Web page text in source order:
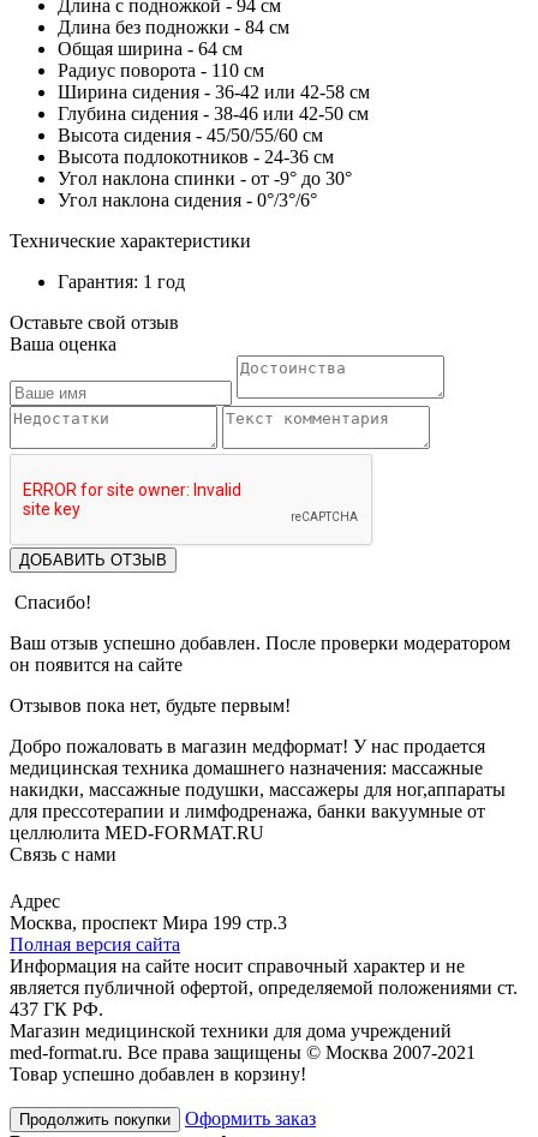
Длина с подножкой - 94 см
Длина без подножки - 84 см
Общая ширина - 64 см
Радиус поворота - 110 см
Ширина сидения - 36-42 или 42-58 см
Глубина сидения - 38-46 или 42-50 см
Высота сидения - 45/50/55/60 см
Высота подлокотников - 24-36 см
Угол наклона спинки - от -9° до 30°
Угол наклона сидения - 0°/3°/6°
Технические характеристики
Гарантия: 1 год
Оставьте свой отзыв
Ваша оценка
ДОБАВИТЬ ОТЗЫВ
Спасибо!
Ваш отзыв успешно добавлен. После проверки модератором
он появится на сайте
Отзывов пока нет, будьте первым!
Добро пожаловать в магазин медформат! У нас продается
медицинская техника домашнего назначения: массажные
накидки, массажные подушки, массажеры для ног,аппараты
для прессотерапии и лимфодренажа, банки вакуумные от
целлюлита MED-FORMAT.RU
Связь с нами
Адрес
Москва, проспект Мира 199 стр.3
Полная версия сайта
Информация на сайте носит справочный характер и не
является публичной офертой, определяемой положениями ст.
437 ГК РФ.
Магазин медицинской техники для дома учреждений
med-format.ru. Все права защищены © Москва 2007-2021
Товар успешно добавлен в корзину!
Продолжить покупки
Оформить заказ